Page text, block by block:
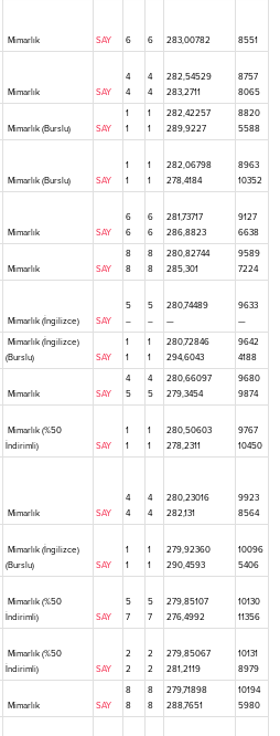
Mimarlık SAY 6 6 283,00782 8551
Mimarlık SAY
4
4
4
4
282,54529
283,2711
8757
8065
Mimarlık (Burslu) SAY
1
1
1
1
282,42257
289,9227
8820
5588
Mimarlık (Burslu) SAY
1
1
1
1
282,06798
278,4184
8963
10352
Mimarlık SAY
6
6
6
6
281,73717
286,8823
9127
6638
Mimarlık SAY
8
8
8
8
280,82744
285,301
9589
7224
Mimarlık (İngilizce) SAY
5
–
5
–
280,74489
—
9633
—
Mimarlık (İngilizce)
(Burslu)
SAY
1
1
1
1
280,72846
294,6043
9642
4188
Mimarlık SAY
4
5
4
5
280,66097
279,3454
9680
9874
Mimarlık (%50
İndirimli)
SAY
1
1
1
1
280,50603
278,2311
9767
10450
Mimarlık SAY
4
4
4
4
280,23016
282,131
9923
8564
Mimarlık (İngilizce)
(Burslu)
SAY
1
1
1
1
279,92360
290,4593
10096
5406
Mimarlık (%50
İndirimli)
SAY
5
7
5
7
279,85107
276,4992
10130
11356
Mimarlık (%50
İndirimli)
SAY
2
2
2
2
279,85067
281,2119
10131
8979
Mimarlık SAY
8
8
8
8
279,71898
288,7651
10194
5980